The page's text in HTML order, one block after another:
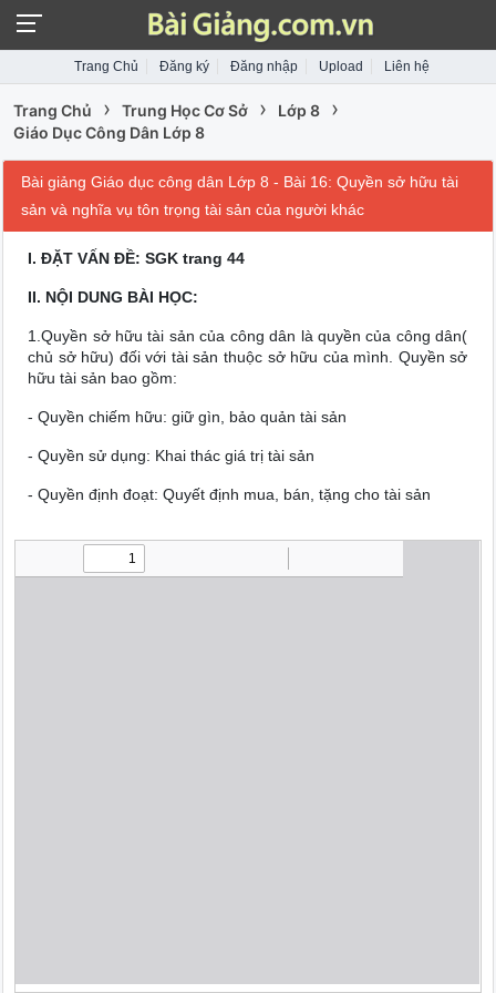
Trang Chủ Đăng ký Đăng nhập Upload Liên hệ
Trang Chủ › Trung Học Cơ Sở › Lớp 8 ›
Giáo Dục Công Dân Lớp 8
Bài giảng Giáo dục công dân Lớp 8 - Bài 16: Quyền sở hữu tài
sản và nghĩa vụ tôn trọng tài sản của người khác
I. ĐẶT VẤN ĐỀ: SGK trang 44
II. NỘI DUNG BÀI HỌC:
1.Quyền sở hữu tài sản của công dân là quyền của công dân(
chủ sở hữu) đối với tài sản thuộc sở hữu của mình. Quyền sở
hữu tài sản bao gồm:
- Quyền chiếm hữu: giữ gìn, bảo quản tài sản
- Quyền sử dụng: Khai thác giá trị tài sản
- Quyền định đoạt: Quyết định mua, bán, tặng cho tài sản